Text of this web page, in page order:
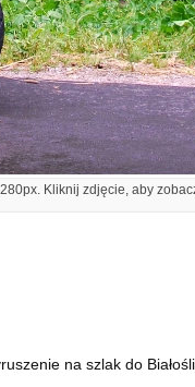
Kliknij zdjęcie, aby
na szlak do